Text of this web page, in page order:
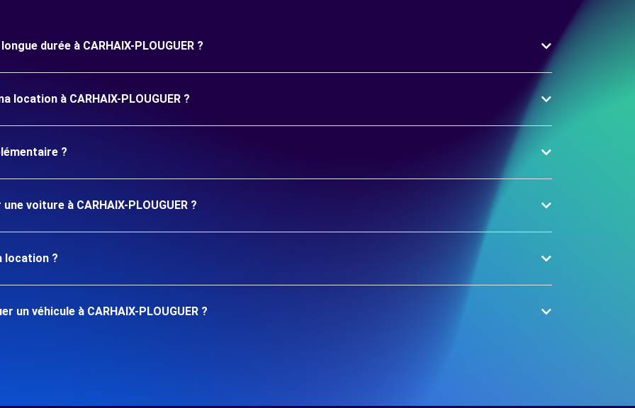
durée à CARHAIX-PLOUGUER ?
à CARHAIX-PLOUGUER ?
?
voiture à CARHAIX-PLOUGUER ?
location ?
véhicule à CARHAIX-PLOUGUER ?